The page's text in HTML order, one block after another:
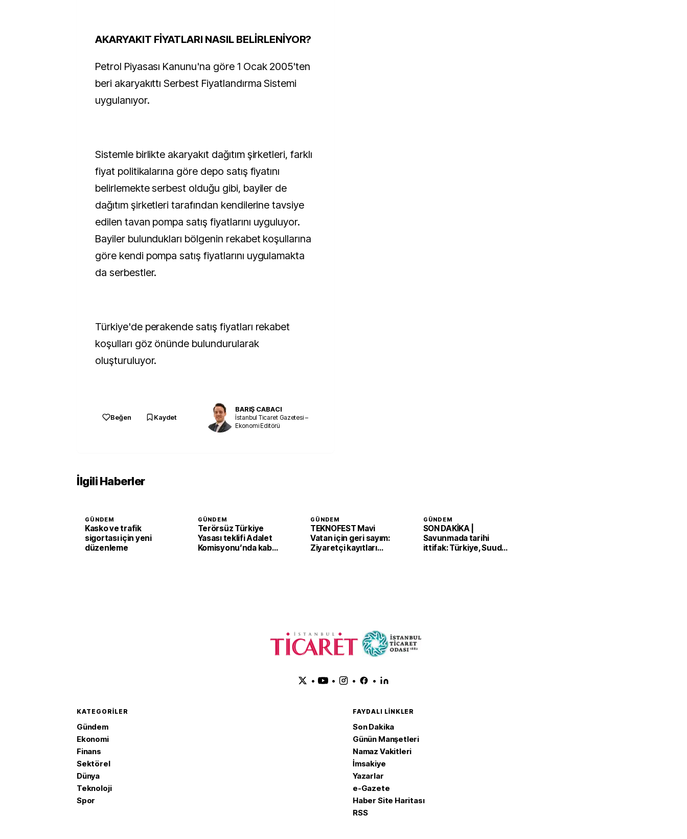
AKARYAKIT FİYATLARI NASIL BELİRLENİYOR?
Petrol Piyasası Kanunu'na göre 1 Ocak 2005'ten
beri akaryakıttı Serbest Fiyatlandırma Sistemi
uygulanıyor.
Sistemle birlikte akaryakıt dağıtım şirketleri, farklı
fiyat politikalarına göre depo satış fiyatını
belirlemekte serbest olduğu gibi, bayiler de
dağıtım şirketleri tarafından kendilerine tavsiye
edilen tavan pompa satış fiyatlarını uyguluyor.
Bayiler bulundukları bölgenin rekabet koşullarına
göre kendi pompa satış fiyatlarını uygulamakta
da serbestler.
Türkiye'de perakende satış fiyatları rekabet
koşulları göz önünde bulundurularak
oluşturuluyor.
Beğen Kaydet
BARIŞ CABACI
İstanbul Ticaret Gazetesi –
Ekonomi Editörü
İlgili Haberler
GÜNDEM
Kasko ve trafik
sigortası için yeni
düzenleme
GÜNDEM
Terörsüz Türkiye
Yasası teklifi Adalet
Komisyonu’nda kabul
GÜNDEM
TEKNOFEST Mavi
Vatan için geri sayım:
Ziyaretçi kayıtları
GÜNDEM
SON DAKİKA |
Savunmada tarihi
ittifak: Türkiye, Suudi
• • • •
KATEGORILER
Gündem
Ekonomi
Finans
Sektörel
Dünya
Teknoloji
Spor
FAYDALI LINKLER
Son Dakika
Günün Manşetleri
Namaz Vakitleri
İmsakiye
Yazarlar
e-Gazete
Haber Site Haritası
RSS